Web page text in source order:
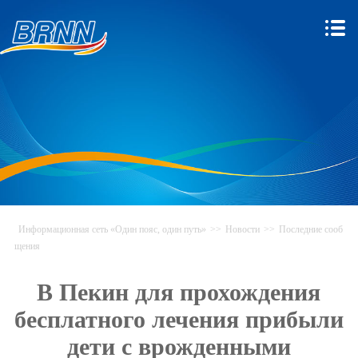
Информационная сеть «Один пояс, один путь» >> Новости >> Последние сооб
щения
В Пекин для прохождения
бесплатного лечения прибыли
дети с врожденными